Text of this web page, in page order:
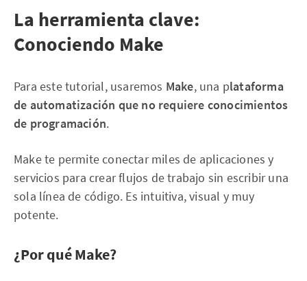
La herramienta clave:
Conociendo Make
Para este tutorial, usaremos Make, una plataforma
de automatización que no requiere conocimientos
de programación.
Make te permite conectar miles de aplicaciones y
servicios para crear flujos de trabajo sin escribir una
sola línea de código. Es intuitiva, visual y muy
potente.
¿Por qué Make?